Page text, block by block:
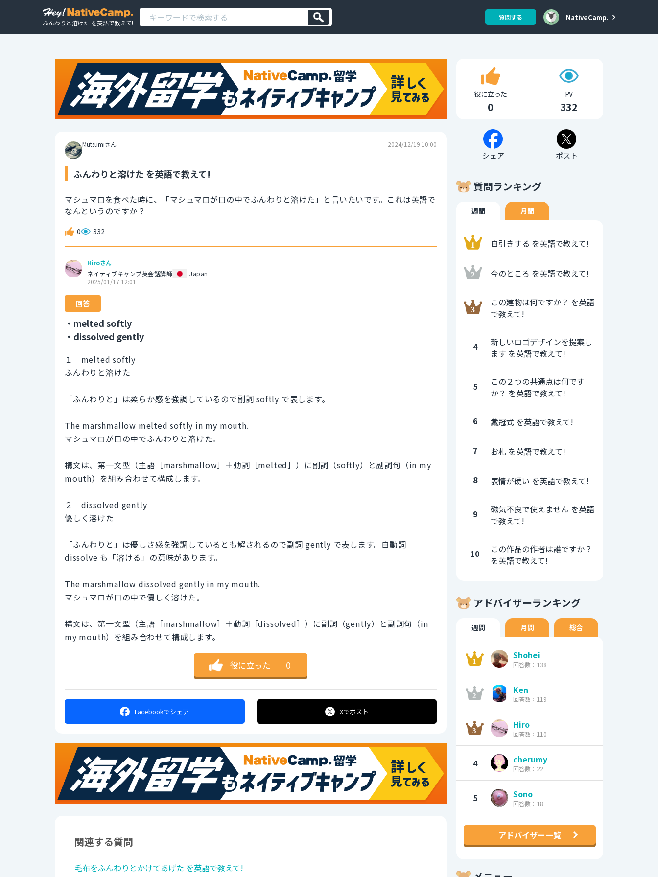
ふんわりと溶けた を英語で教えて!
質問する NativeCamp.
Mutsumiさん 2024/12/19 10:00
ふんわりと溶けた を英語で教えて!
マシュマロを食べた時に、「マシュマロが口の中でふんわりと溶けた」と言いたいです。これは英語で
なんというのですか？
0 332
Hiroさん
ネイティブキャンプ英会話講師
Japan
2025/01/17 12:01
回答
・melted softly
・dissolved gently
１ melted softly
ふんわりと溶けた
「ふんわりと」は柔らか感を強調しているので副詞 softly で表します。
The marshmallow melted softly in my mouth.
マシュマロが口の中でふんわりと溶けた。
構文は、第一文型（主語［marshmallow］＋動詞［melted］）に副詞（softly）と副詞句（in my
mouth）を組み合わせて構成します。
２ dissolved gently
優しく溶けた
「ふんわりと」は優しさ感を強調しているとも解されるので副詞 gently で表します。自動詞
dissolve も「溶ける」の意味があります。
The marshmallow dissolved gently in my mouth.
マシュマロが口の中で優しく溶けた。
構文は、第一文型（主語［marshmallow］＋動詞［dissolved］）に副詞（gently）と副詞句（in
my mouth）を組み合わせて構成します。
役に立った ｜ 0
Facebookでシェア Xでポスト
関連する質問
毛布をふんわりとかけてあげた を英語で教えて!
役に立った
0
PV
332
シェア ポスト
質問ランキング
週間 月間
自引きする を英語で教えて!
今のところ を英語で教えて!
この建物は何ですか？ を英語
で教えて!
4
新しいロゴデザインを提案し
ます を英語で教えて!
5
この２つの共通点は何です
か？ を英語で教えて!
6 戴冠式 を英語で教えて!
7 お札 を英語で教えて!
8 表情が硬い を英語で教えて!
9
磁気不良で使えません を英語
で教えて!
10
この作品の作者は誰ですか？
を英語で教えて!
アドバイザーランキング
週間 月間 総合
Shohei
回答数：138
Ken
回答数：119
Hiro
回答数：110
4 cherumy
回答数：22
5 Sono
回答数：18
アドバイザー一覧